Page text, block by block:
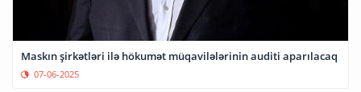
Maskın şirkətləri ilə hökumət müqavilələrinin auditi aparılacaq
07-06-2025